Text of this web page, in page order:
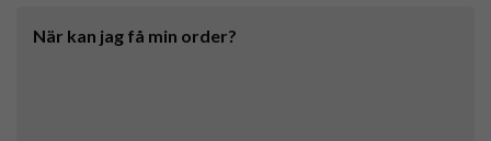
När kan jag få min order?